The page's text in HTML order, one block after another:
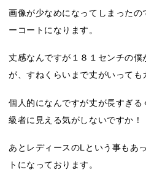
画像が少なめになってしまったの
ーコートになります。
丈感なんですが１８１センチの
が、すねくらいまで丈がいっても
個人的になんですが丈が長すぎ
級者に見える気がしないですか！
あとレディースのLという事もあ
トになっております。